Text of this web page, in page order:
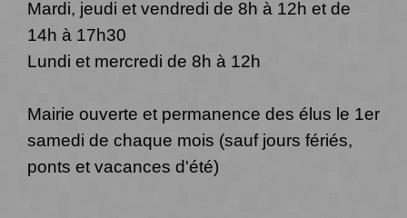
Mardi, jeudi et vendredi de 8h à 12h et de
14h à 17h30
Lundi et mercredi de 8h à 12h
Mairie ouverte et permanence des élus le 1er
samedi de chaque mois (sauf jours fériés,
ponts et vacances d'été)